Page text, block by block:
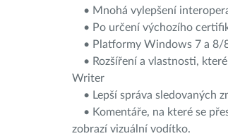
• Mnohá vylepšení
• Po určení výchozího
• Platformy Windows 7 a 8/
• Rozšíření a vlastnosti,
Writer
• Lepší správa sledovaných
• Komentáře, na které se
zobrazí vizuální vodítko.